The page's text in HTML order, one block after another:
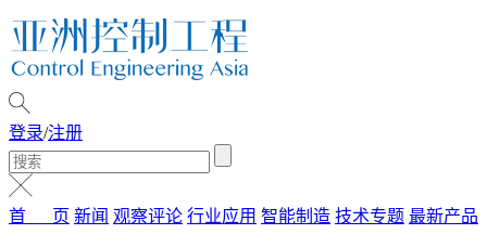
登录/注册
首 页 新闻 观察评论 行业应用 智能制造 技术专题 最新产品